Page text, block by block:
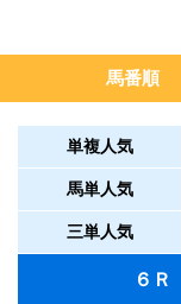
馬番順
単複人気
馬単人気
三単人気
６